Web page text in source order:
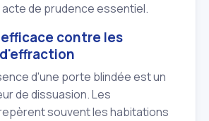
de prudence essentiel.
contre les
d'une porte blindée est un
de dissuasion. Les
souvent les habitations